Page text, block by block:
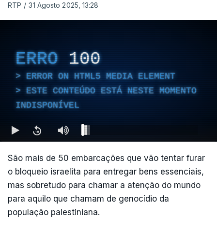
RTP / 31 Agosto 2025, 13:28
ERRO 100
ERROR ON HTML5 MEDIA ELEMENT
ESTE CONTEÚDO ESTÁ NESTE MOMENTO
INDISPONÍVEL
São mais de 50 embarcações que vão tentar furar
o bloqueio israelita para entregar bens essenciais,
mas sobretudo para chamar a atenção do mundo
para aquilo que chamam de genocídio da
população palestiniana.